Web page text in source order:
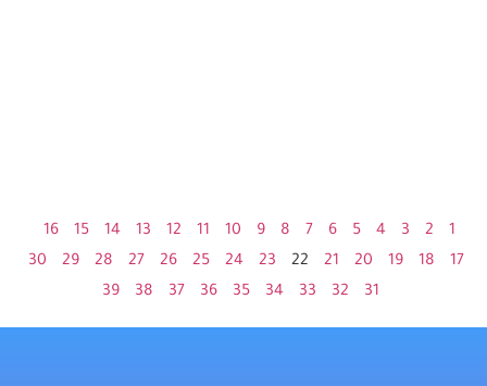
1
2
3
4
5
6
7
8
9
10
11
12
13
14
15
16
17
18
19
20
21
22
23
24
25
26
27
28
29
30
31
32
33
34
35
36
37
38
39